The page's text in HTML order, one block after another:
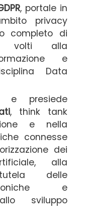
, portale in
privacy
completo di
volti alla
e
Data
e presiede
, think tank
e nella
connesse
dei
alla
delle
e
sviluppo